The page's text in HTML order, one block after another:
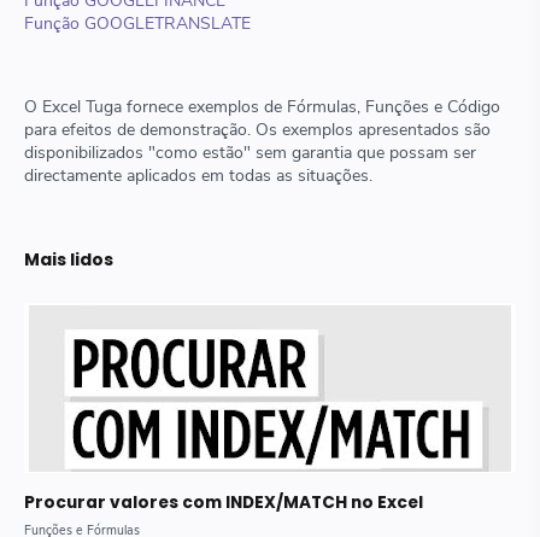
Função GOOGLETRANSLATE
O Excel Tuga fornece exemplos de Fórmulas, Funções e Código
para efeitos de demonstração. Os exemplos apresentados são
disponibilizados "como estão" sem garantia que possam ser
directamente aplicados em todas as situações.
Mais lidos
Procurar valores com INDEX/MATCH no Excel